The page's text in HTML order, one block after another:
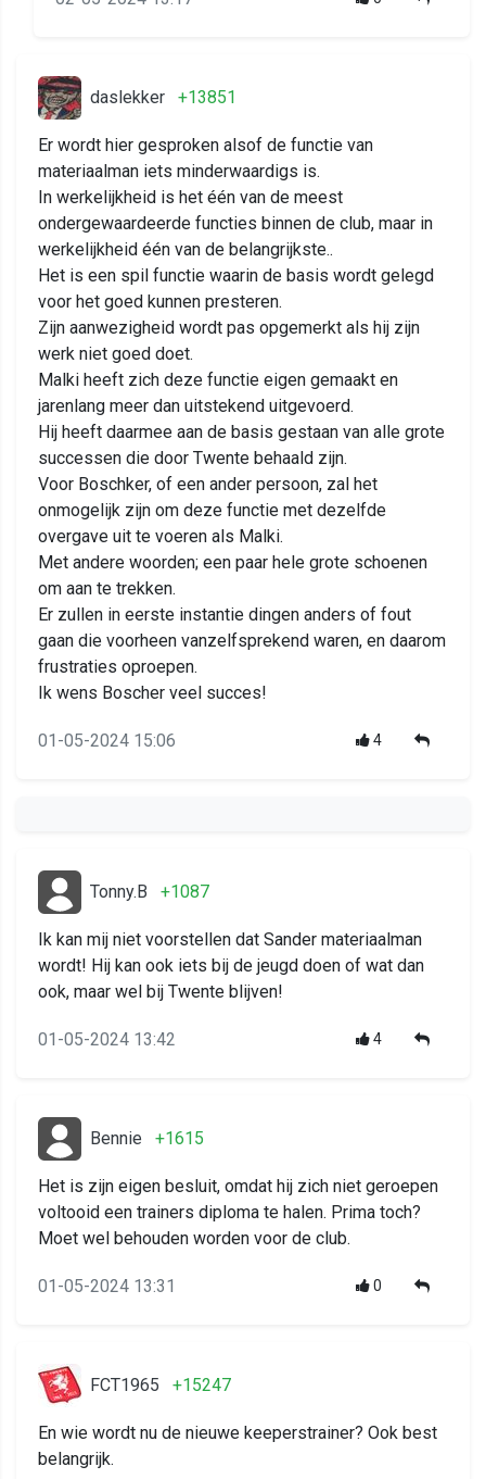
daslekker +13851
Er wordt hier gesproken alsof de functie van
materiaalman iets minderwaardigs is.
In werkelijkheid is het één van de meest
ondergewaardeerde functies binnen de club, maar in
werkelijkheid één van de belangrijkste..
Het is een spil functie waarin de basis wordt gelegd
voor het goed kunnen presteren.
Zijn aanwezigheid wordt pas opgemerkt als hij zijn
werk niet goed doet.
Malki heeft zich deze functie eigen gemaakt en
jarenlang meer dan uitstekend uitgevoerd.
Hij heeft daarmee aan de basis gestaan van alle grote
successen die door Twente behaald zijn.
Voor Boschker, of een ander persoon, zal het
onmogelijk zijn om deze functie met dezelfde
overgave uit te voeren als Malki.
Met andere woorden; een paar hele grote schoenen
om aan te trekken.
Er zullen in eerste instantie dingen anders of fout
gaan die voorheen vanzelfsprekend waren, en daarom
frustraties oproepen.
Ik wens Boscher veel succes!
01-05-2024 15:06 4
Tonny.B +1087
Ik kan mij niet voorstellen dat Sander materiaalman
wordt! Hij kan ook iets bij de jeugd doen of wat dan
ook, maar wel bij Twente blijven!
01-05-2024 13:42 4
Bennie +1615
Het is zijn eigen besluit, omdat hij zich niet geroepen
voltooid een trainers diploma te halen. Prima toch?
Moet wel behouden worden voor de club.
01-05-2024 13:31 0
FCT1965 +15247
En wie wordt nu de nieuwe keeperstrainer? Ook best
belangrijk.